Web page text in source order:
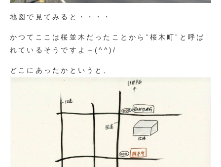
地図で見てみると・・・・
かつてここは桜並木だったことから”桜木町”と呼ば
れているそうですよ～(^^)/
どこにあったかというと、